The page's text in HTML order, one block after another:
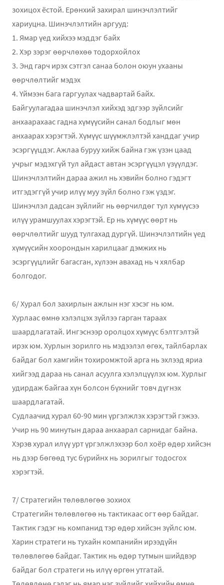
зохицох ёстой. Ерөнхий захирал шинэчлэлтийг
хариуцна. Шинэчлэлтийн аргууд:
1. Ямар үед хийхээ мэддэг байх
2. Хэр зэрэг өөрчлөхөө тодорхойлох
3. Энд гарч ирэх сэтгэл санаа болон оюун ухааны
өөрчлөлтийг мэдэх
4. Үймээн бага гаргуулах чадвартай байх.
Байгуулагадаа шинэчлэл хийхэд эдгээр зүйлсийг
анхаарахаас гадна хүмүүсийн санал бодлыг мөн
анхаарах хэрэгтэй. Хүмүүс шүүмжлэлтэй ханддаг учир
эсэргүүцдэг. Ажлаа буруу хийж байна гэж үзэн цаад
учрыг мэдэхгүй тул айдаст автан эсэргүүцэл үзүүлдэг.
Шинэчлэлтийн дараа ажил нь хэвийн болно гэдэгт
итгэдэггүй учир илүү муу зүйл болно гэж үздэг.
Шинэчлэл дадсан зүйлийг нь өөрчилдөг тул хүмүүсээ
илүү урамшуулах хэрэгтэй. Ер нь хүмүүс өөрт нь
өөрчлөлтийг шууд тулгахад дургүй. Шинэчлэлтийн үед
хүмүүсийн хоорондын харилцааг дэмжих нь
эсэргүүцлийг багасган, хүлээн авахад нь ч хялбар
болгодог.
6/ Хурал бол захирлын ажлын нэг хэсэг нь юм.
Хурлаас өмнө хэлэлцэх зүйлээ гарган тараах
шаардлагатай. Ингэснээр оролцох хүмүүс бэлтгэлтэй
ирэх юм. Хурлын зорилго нь мэдээлэл өгөх, тайлбарлах
байдаг бол хамгийн тохиромжтой арга нь эхлээд яриа
хийгээд дараа нь санал асуулга хэлэлцүүлэх юм. Хурлыг
удирдаж байгаа хүн болсон бүхнийг товч дүгнэх
шаардлагатай.
Судлаачид хурал 60-90 мин үргэлжлэх хэрэгтэй гэжээ.
Учир нь 90 минутын дараа анхаарал сарнидаг байна.
Хэрэв хурал илүү урт үргэлжлэхээр бол хоёр өдөр хийсэн
нь дээр бөгөөд тус бүрийнх нь зорилгыг тодосгох
хэрэгтэй.
7/ Стратегийн төлөвлөгөө зохиох
Стратегийн төлөвлөгөө нь тактикаас огт өөр байдаг.
Тактик гэдэг нь компанид тэр өдөр хийсэн зүйлс юм.
Харин стратеги нь тухайн компанийн ирээдүйн
төлөвлөгөө байдаг. Тактик нь өдөр тутмын шийдвэр
байдаг бол стратеги нь илүү өргөн утгатай.